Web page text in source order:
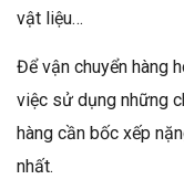
vật liệu…
Để vận chuyển hàng
việc sử dụng những
hàng cần bốc xếp
nhất.